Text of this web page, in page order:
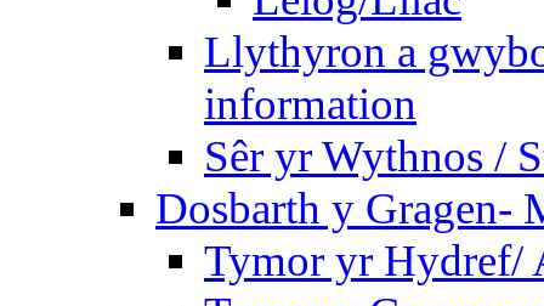
Llythyron a
information
Sêr yr Wythnos /
Dosbarth y Gragen-
Tymor yr Hydref/